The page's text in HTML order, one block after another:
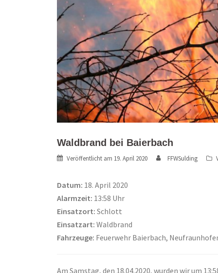
Waldbrand bei Baierbach
Veröffentlicht am 19. April 2020 FFWSulding
Datum: 18. April 2020
Alarmzeit: 13:58 Uhr
Einsatzort: Schlott
Einsatzart: Waldbrand
Fahrzeuge: Feuerwehr Baierbach,
Am Samstag, den 18.04.2020, wurden wir um